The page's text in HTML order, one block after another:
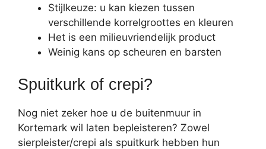
Stijlkeuze: u kan kiezen tussen
verschillende korrelgroottes en kleuren
Het is een milieuvriendelijk product
Weinig kans op scheuren en barsten
Spuitkurk of crepi?
Nog niet zeker hoe u de buitenmuur in
Kortemark wil laten bepleisteren? Zowel
sierpleister/crepi als spuitkurk hebben hun